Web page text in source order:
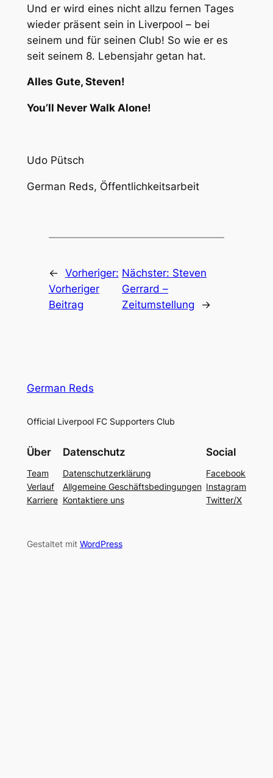
Und er wird eines nicht allzu fernen Tages
wieder präsent sein in Liverpool – bei
seinem und für seinen Club! So wie er es
seit seinem 8. Lebensjahr getan hat.
Alles Gute, Steven!
You’ll Never Walk Alone!
Udo Pütsch
German Reds, Öffentlichkeitsarbeit
← Vorheriger:
Vorheriger
Beitrag
Nächster: Steven
Gerrard –
Zeitumstellung
→
German Reds
Official Liverpool FC Supporters Club
Über
Team
Verlauf
Karriere
Datenschutz
Datenschutzerklärung
Allgemeine Geschäftsbedingungen
Kontaktiere uns
Social
Facebook
Instagram
Twitter/X
Gestaltet mit WordPress